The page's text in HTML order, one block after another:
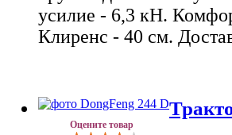
усилие - 6,3 кН.
Клиренс - 40 см.
Оцените товар